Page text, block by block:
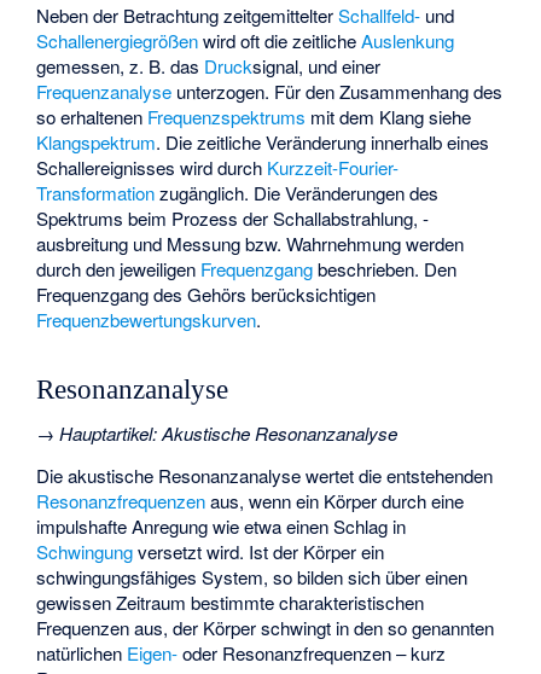
Neben der Betrachtung zeitgemittelterSchallfeld- und
Schallenergiegrößenwird oft die zeitlicheAuslenkung
gemessen, z. B. das Drucksignal, und einer
Frequenzanalyse unterzogen. Für den Zusammenhang des
so erhaltenen Frequenzspektrums mit dem Klang siehe
Klangspektrum. Die zeitliche Veränderung innerhalb eines
Schallereignisses wird durch Kurzzeit-Fourier-
Transformationzugänglich. Die Veränderungen des
Spektrums beim Prozess der Schallabstrahlung, -
ausbreitung und Messung bzw. Wahrnehmung werden
durch den jeweiligen Frequenzgangbeschrieben. Den
Frequenzgang des Gehörs berücksichtigen
Frequenzbewertungskurven.
Resonanzanalyse
→Hauptartikel:Akustische Resonanzanalyse
Die akustische Resonanzanalyse wertet die entstehenden
Resonanzfrequenzenaus, wenn ein Körper durch eine
impulshafte Anregung wie etwa einen Schlag in
Schwingungversetzt wird. Ist der Körper ein
schwingungsfähiges System, so bilden sich über einen
gewissen Zeitraum bestimmte charakteristischen
Frequenzen aus, der Körper schwingt in den so genannten
natürlichen Eigen-oder Resonanzfrequenzen – kurz